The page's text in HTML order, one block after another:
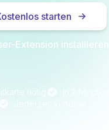
starten
Extension installieren